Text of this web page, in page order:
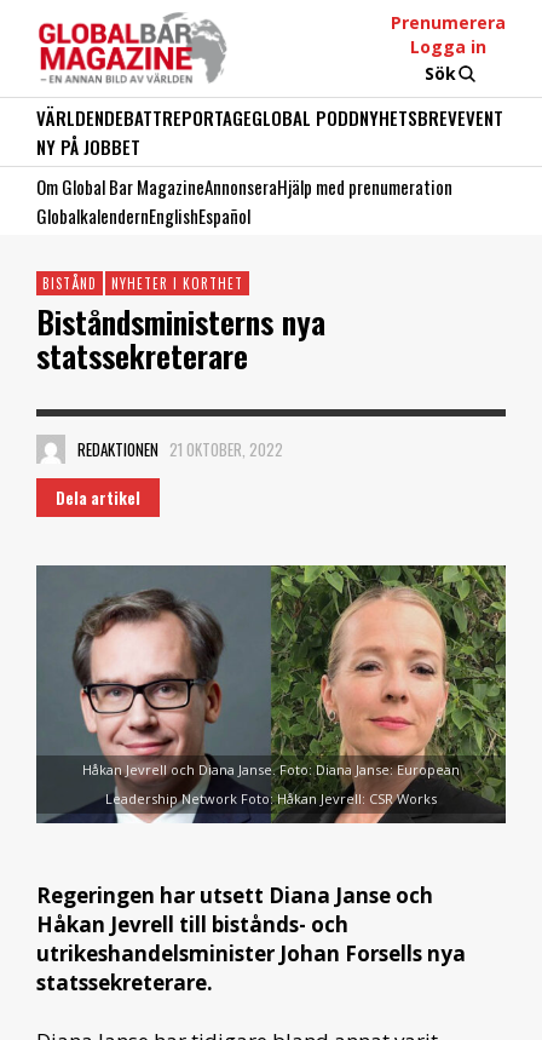
Prenumerera
Logga in
Sök
VÄRLDENDEBATTREPORTAGEGLOBAL PODDNYHETSBREVEVENT
NY PÅ JOBBET
Om Global Bar MagazineAnnonseraHjälp med prenumeration
GlobalkalendernEnglishEspañol
BISTÅND NYHETER I KORTHET
Biståndsministerns nya
statssekreterare
REDAKTIONEN 21 OKTOBER, 2022
Dela artikel
Håkan Jevrell och Diana Janse. Foto: Diana Janse: European
Leadership Network Foto: Håkan Jevrell: CSR Works
Regeringen har utsett Diana Janse och
Håkan Jevrell till bistånds- och
utrikeshandelsminister Johan Forsells nya
statssekreterare.